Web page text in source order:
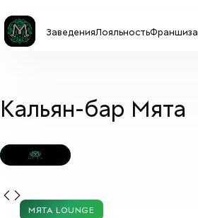
ЗаведенияЛояльностьФраншиза
Кальян-бар Мята
МЯТА LOUNGE
МЯТА LOUNGE